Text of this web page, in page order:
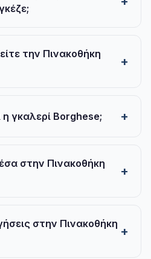
την Πινακοθήκη
η γκαλερί Borghese;
στην Πινακοθήκη
στην Πινακοθήκη